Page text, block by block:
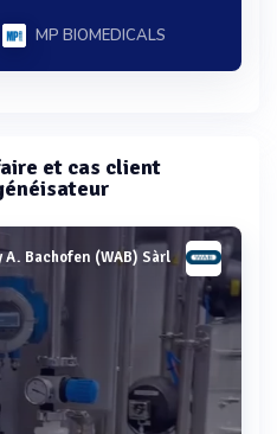
MP BIOMEDICALS
et cas client
A. Bachofen (WAB) Sàrl